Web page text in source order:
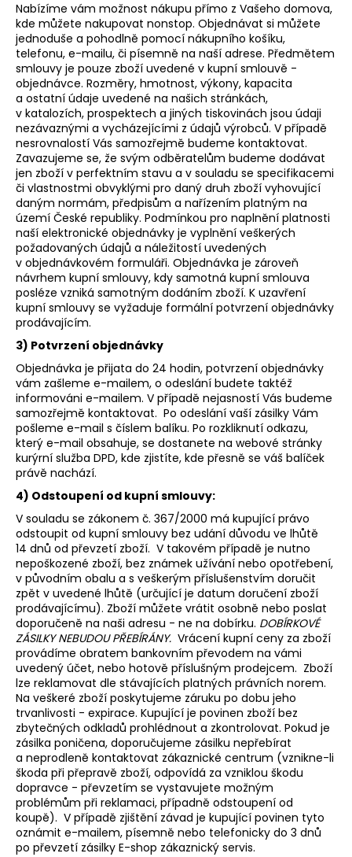
Nabízíme vám možnost nákupu přímo z Vašeho domova,
kde můžete nakupovat nonstop. Objednávat si můžete
jednoduše a pohodlně pomocí nákupního košíku,
telefonu, e-mailu, či písemně na naší adrese. Předmětem
smlouvy je pouze zboží uvedené v kupní smlouvě -
objednávce. Rozměry, hmotnost, výkony, kapacita
a ostatní údaje uvedené na našich stránkách,
v katalozích, prospektech a jiných tiskovinách jsou údaji
nezávaznými a vycházejícími z údajů výrobců. V případě
nesrovnalostí Vás samozřejmě budeme kontaktovat.
Zavazujeme se, že svým odběratelům budeme dodávat
jen zboží v perfektním stavu a v souladu se specifikacemi
či vlastnostmi obvyklými pro daný druh zboží vyhovující
daným normám, předpisům a nařízením platným na
území České republiky. Podmínkou pro naplnění platnosti
naší elektronické objednávky je vyplnění veškerých
požadovaných údajů a náležitostí uvedených
v objednávkovém formuláři. Objednávka je zároveň
návrhem kupní smlouvy, kdy samotná kupní smlouva
posléze vzniká samotným dodáním zboží. K uzavření
kupní smlouvy se vyžaduje formální potvrzení objednávky
prodávajícím.
3) Potvrzení objednávky
Objednávka je přijata do 24 hodin, potvrzení objednávky
vám zašleme e-mailem, o odeslání budete taktéž
informováni e-mailem. V případě nejasností Vás budeme
samozřejmě kontaktovat. Po odeslání vaší zásilky Vám
pošleme e-mail s číslem balíku. Po rozkliknutí odkazu,
který e-mail obsahuje, se dostanete na webové stránky
kurýrní služba DPD, kde zjistíte, kde přesně se váš balíček
právě nachází.
4) Odstoupení od kupní smlouvy:
V souladu se zákonem č. 367/2000 má kupující právo
odstoupit od kupní smlouvy bez udání důvodu ve lhůtě
14 dnů od převzetí zboží. V takovém případě je nutno
nepoškozené zboží, bez známek užívání nebo opotřebení,
v původním obalu a s veškerým příslušenstvím doručit
zpět v uvedené lhůtě (určující je datum doručení zboží
prodávajícímu). Zboží můžete vrátit osobně nebo poslat
doporučeně na naši adresu - ne na dobírku. DOBÍRKOVÉ
ZÁSILKY NEBUDOU PŘEBÍRÁNY. Vrácení kupní ceny za zboží
provádíme obratem bankovním převodem na vámi
uvedený účet, nebo hotově příslušným prodejcem. Zboží
lze reklamovat dle stávajících platných právních norem.
Na veškeré zboží poskytujeme záruku po dobu jeho
trvanlivosti - expirace. Kupující je povinen zboží bez
zbytečných odkladů prohlédnout a zkontrolovat. Pokud je
zásilka poničena, doporučujeme zásilku nepřebírat
a neprodleně kontaktovat zákaznické centrum (vznikne-li
škoda při přepravě zboží, odpovídá za vzniklou škodu
dopravce - převzetím se vystavujete možným
problémům při reklamaci, případně odstoupení od
koupě). V případě zjištění závad je kupující povinen tyto
oznámit e-mailem, písemně nebo telefonicky do 3 dnů
po převzetí zásilky E-shop zákaznický servis.
HLEDAT
D
o
p
o
r
u
č
u
j
e
m
e
EXTREME
FAT
BURNER
-
90
KAPSLÍ
2
599
Kč